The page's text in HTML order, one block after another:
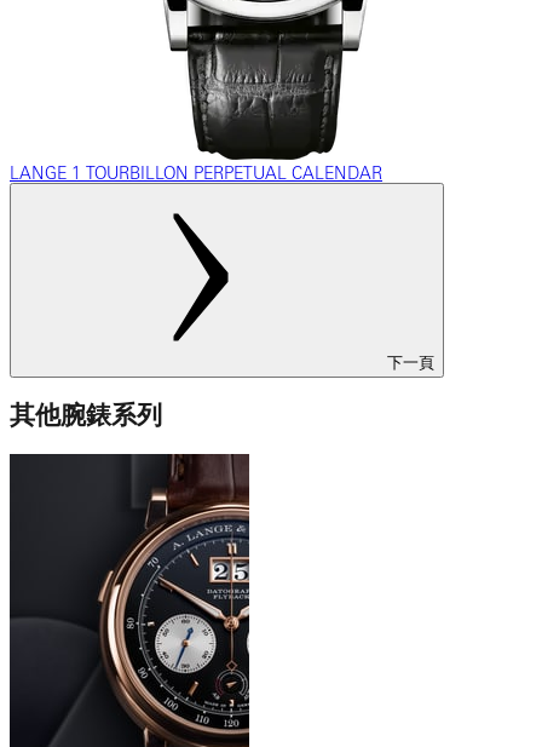
LANGE 1 TOURBILLON PERPETUAL CALENDAR
下一頁
其他腕錶系列